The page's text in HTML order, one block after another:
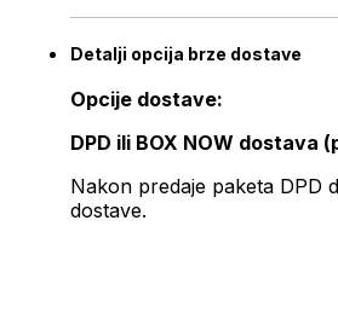
Detalji opcija brze dostave
Opcije dostave:
DPD ili BOX NOW dostava
Nakon predaje paketa DPD
dostave.